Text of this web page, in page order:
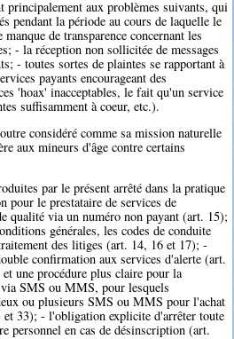
principalement aux problèmes suivants, qui
pendant la période au cours de laquelle le
de transparence concernant les
- la réception non sollicitée de messages
- toutes sortes de plaintes se rapportant à
payants encourageant des
'hoax' inacceptables, le fait qu'un service
suffisamment à coeur, etc.).
considéré comme sa mission naturelle
aux mineurs d'âge contre certains
par le présent arrêté dans la pratique
pour le prestataire de services de
qualité via un numéro non payant (art. 15);
générales, les codes de conduite
des litiges (art. 14, 16 et 17); -
confirmation aux services d'alerte (art.
une procédure plus claire pour la
SMS ou MMS, pour lesquels
ou plusieurs SMS ou MMS pour l'achat
33); - l'obligation explicite d'arrêter toute
personnel en cas de désinscription (art.